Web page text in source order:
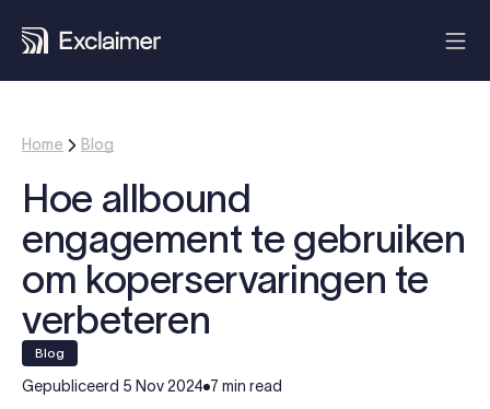
Home Blog
Hoe allbound
engagement te gebruiken
om koperservaringen te
verbeteren
blog
Gepubliceerd 5 Nov 2024 7 min read